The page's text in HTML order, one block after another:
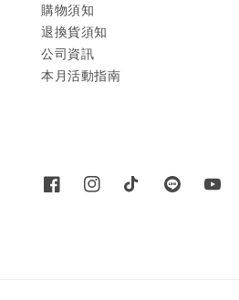
購物須知
退換貨須知
公司資訊
本月活動指南